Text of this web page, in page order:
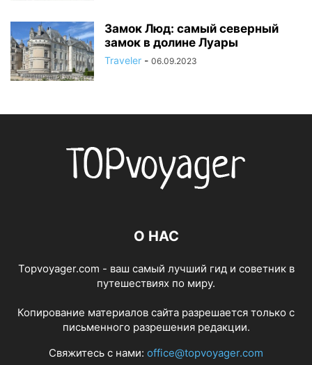
Замок Люд: самый северный
замок в долине Луары
Traveler - 06.09.2023
О НАС
Topvoyager.com - ваш самый лучший гид и советник в
путешествиях по миру.
Копирование материалов сайта разрешается только с
письменного разрешения редакции.
Свяжитесь с нами: office@topvoyager.com